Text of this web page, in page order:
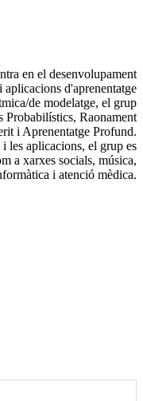
en el desenvolupament
d'aprenentatge
de modelatge, el grup
Probabilístics, Raonament
i Aprenentatge Profund.
les aplicacions, el grup es
a xarxes socials, música,
i atenció mèdica.